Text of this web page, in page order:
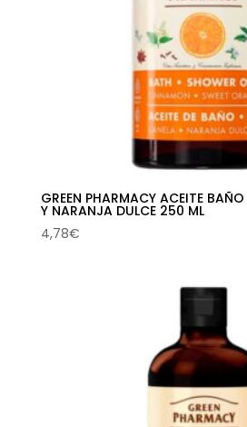
GREEN PHARMACY ACEITE
Y NARANJA DULCE 250 ML
4,78€